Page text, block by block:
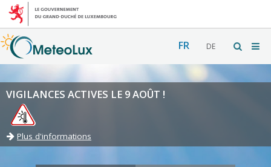
FR DE
VIGILANCES ACTIVES LE 9 AOÛT !
Plus d'informations